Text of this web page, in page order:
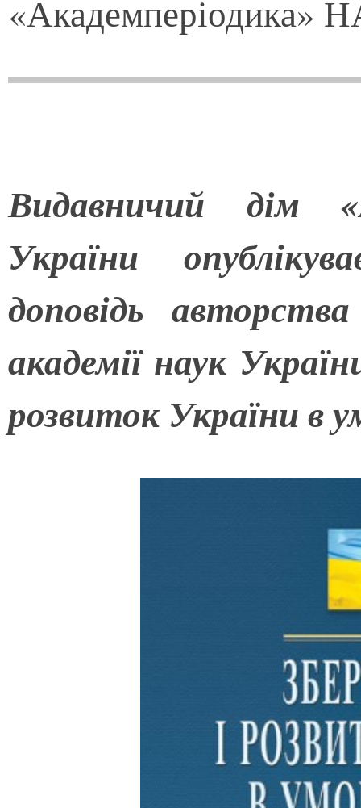
«Академперіодика»
Видавничий дім
України
доповідь
академії наук
розвиток України в